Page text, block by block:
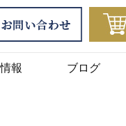
報 ブログ